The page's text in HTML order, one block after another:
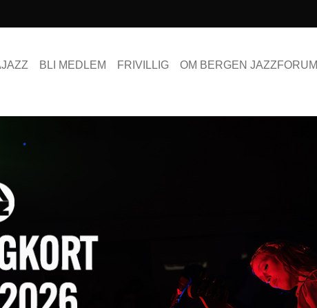
BLI MEDLEM FRIVILLIG OM BERGEN JAZZFORUM